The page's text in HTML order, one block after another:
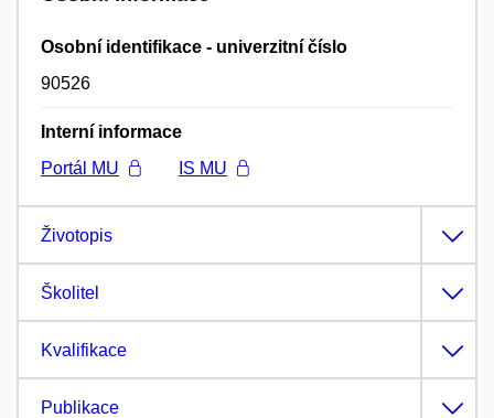
Osobní identifikace - univerzitní číslo
90526
Interní informace
Portál MU
IS MU
Životopis
Školitel
Kvalifikace
Publikace